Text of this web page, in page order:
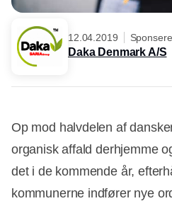
12.04.2019
Daka Denmark A/S
Op mod halvdelen af
organisk affald derhjemme
det i de kommende år,
kommunerne indfører nye